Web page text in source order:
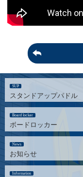
SUP
スタンドアップパドル
Board locker
ボードロッカー
News
お知らせ
Information